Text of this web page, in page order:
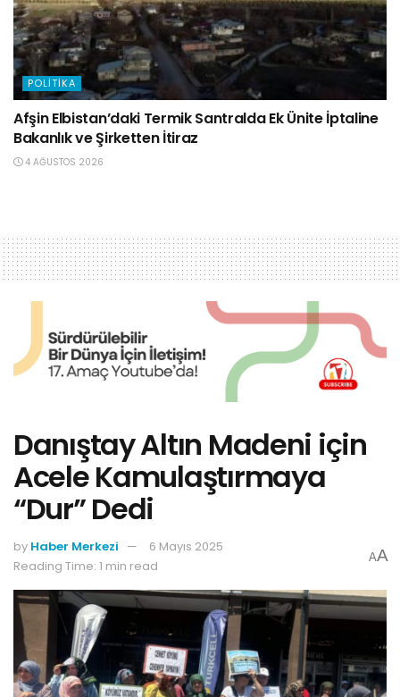
POLITIKA
Afşin Elbistan’daki Termik Santralda Ek Ünite İptaline
Bakanlık ve Şirketten İtiraz
4 AĞUSTOS 2026
Danıştay Altın Madeni için
Acele Kamulaştırmaya
“Dur” Dedi
by Haber Merkezi
6 Mayıs 2025
Reading Time: 1 min read
AA